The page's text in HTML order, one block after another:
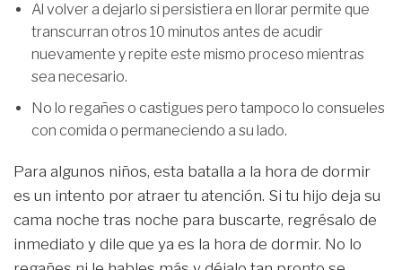
Al volver a dejarlo si persistiera en llorar permite que
transcurran otros 10 minutos antes de acudir
nuevamente y repite este mismo proceso mientras
sea necesario.
No lo regañes o castigues pero tampoco lo consueles
con comida o permaneciendo a su lado.
Para algunos niños, esta batalla a la hora de dormir
es un intento por atraer tu atención. Si tu hijo deja su
cama noche tras noche para buscarte, regrésalo de
inmediato y dile que ya es la hora de dormir. No lo